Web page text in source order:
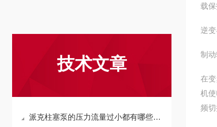
技术文章
派克柱塞泵的压力流量过小都有哪些原因？
载
逆
制
在
机
频